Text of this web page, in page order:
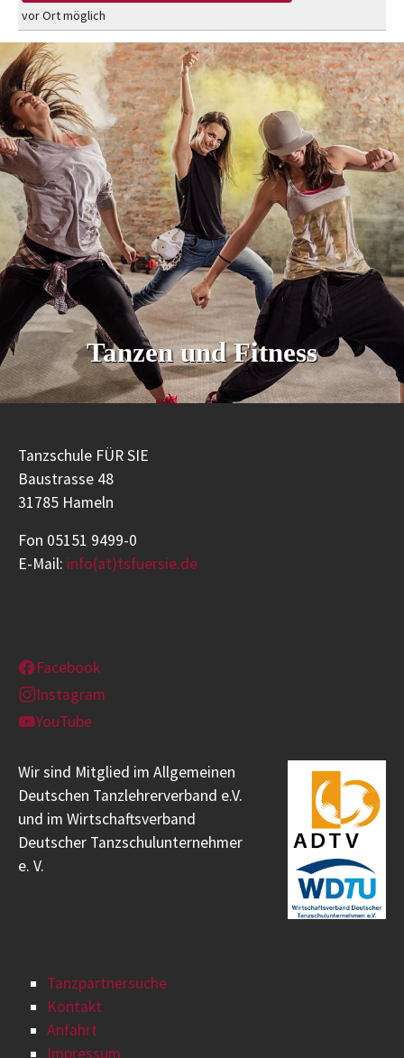
vor Ort möglich
Tanzen und Fitness
Tanzschule FÜR SIE
Baustrasse 48
31785 Hameln
Fon 05151 9499-0
E-Mail: info(at)tsfuersie.de
Facebook
Instagram
YouTube
Wir sind Mitglied im Allgemeinen
Deutschen Tanzlehrerverband e.V.
und im Wirtschaftsverband
Deutscher Tanzschulunternehmer
e. V.
Tanzpartnersuche
Kontakt
Anfahrt
Impressum